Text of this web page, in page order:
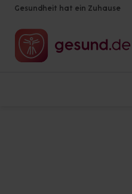
Gesundheit hat ein Zuhause